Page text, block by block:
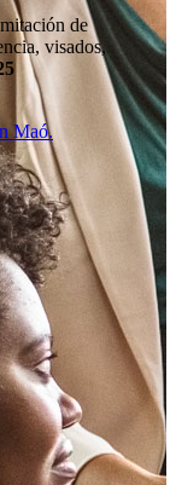
de
visados,
Maó.